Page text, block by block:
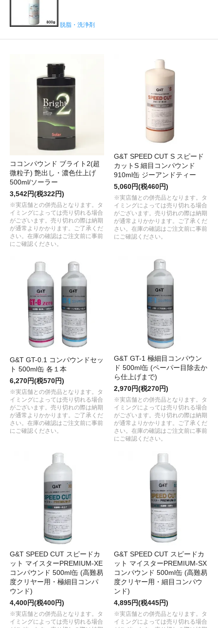
脱脂・洗浄剤
ココンパウンド ブライト2(超
微粒子) 艶出し・濃色仕上げ
500ml/ソーラー
3,542円(税322円)
※実店舗との併売品となります。タ
イミングによっては売り切れる場合
がございます。売り切れの際は納期
が通常よりかかります。ご了承くだ
さい。在庫の確認はご注文前に事前
にご確認ください。
G&T SPEED CUT S スピード
カットS 細目コンパウンド
910ml缶 ジーアンドティー
5,060円(税460円)
※実店舗との併売品となります。タ
イミングによっては売り切れる場合
がございます。売り切れの際は納期
が通常よりかかります。ご了承くだ
さい。在庫の確認はご注文前に事前
にご確認ください。
G&T GT-0.1 コンパウンドセッ
ト 500ml缶 各１本
6,270円(税570円)
※実店舗との併売品となります。タ
イミングによっては売り切れる場合
がございます。売り切れの際は納期
が通常よりかかります。ご了承くだ
さい。在庫の確認はご注文前に事前
にご確認ください。
G&T GT-1 極細目コンパウン
ド 500ml缶 (ペーパー目除去か
ら仕上げまで)
2,970円(税270円)
※実店舗との併売品となります。タ
イミングによっては売り切れる場合
がございます。売り切れの際は納期
が通常よりかかります。ご了承くだ
さい。在庫の確認はご注文前に事前
にご確認ください。
G&T SPEED CUT スピードカ
ット マイスターPREMIUM-XE
コンパウンド 500ml缶 (高難易
度クリヤー用・極細目コンパ
ウンド)
4,400円(税400円)
※実店舗との併売品となります。タ
イミングによっては売り切れる場合
G&T SPEED CUT スピードカ
ット マイスターPREMIUM-SX
コンパウンド 500ml缶 (高難易
度クリヤー用・細目コンパウ
ンド)
4,895円(税445円)
※実店舗との併売品となります。タ
イミングによっては売り切れる場合